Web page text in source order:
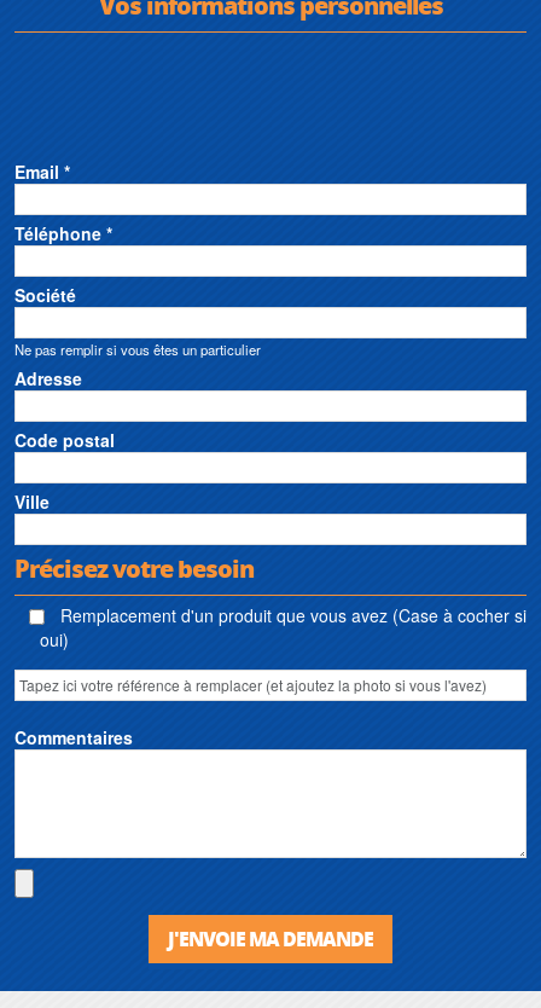
Email *
Téléphone *
Société
Ne pas remplir si vous êtes un particulier
Adresse
Code postal
Ville
Précisez votre besoin
Remplacement d'un produit que vous avez (Case à cocher si
oui)
Commentaires
J'ENVOIE MA DEMANDE